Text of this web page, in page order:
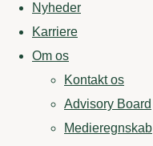
Nyheder
Karriere
Om os
Kontakt os
Advisory Board
Medieregnskab